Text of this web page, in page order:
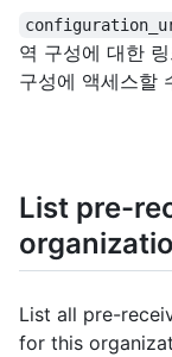
역 구성에 대한
구성에 액세스할
List pre-
List all pre-
for this